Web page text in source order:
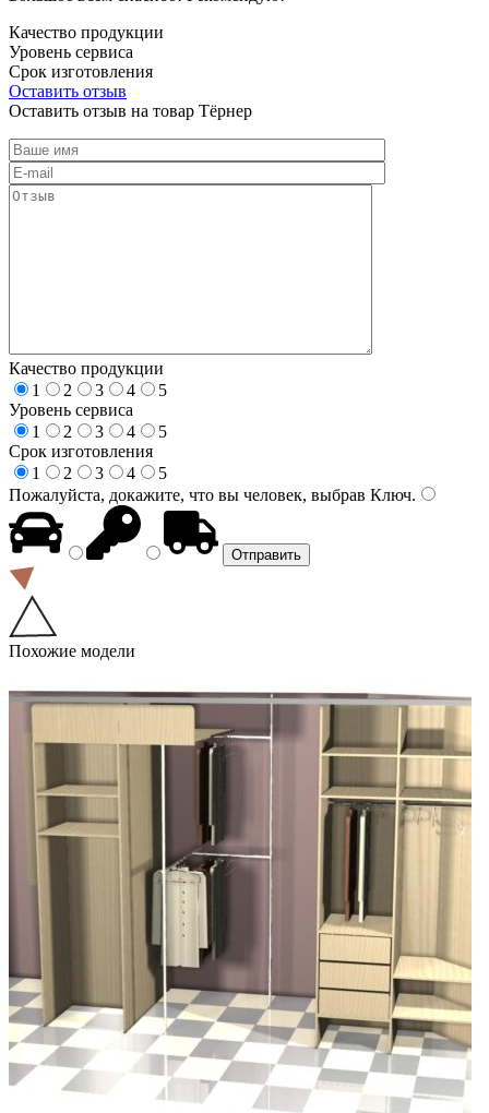
Качество продукции
Уровень сервиса
Срок изготовления
Оставить отзыв
Оставить отзыв на товар Тёрнер
Качество продукции
1
2 3 4
5
Уровень сервиса
1
2 3 4
5
Срок изготовления
1
2 3 4
5
Пожалуйста, докажите, что вы человек, выбрав Ключ.
Похожие модели